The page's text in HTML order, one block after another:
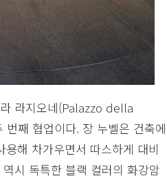
라지오네(Palazzo della
째 협업이다. 장 누벨은 건축에
해 차가우면서 따스하게 대비
시 독특한 블랙 컬러의 화강암